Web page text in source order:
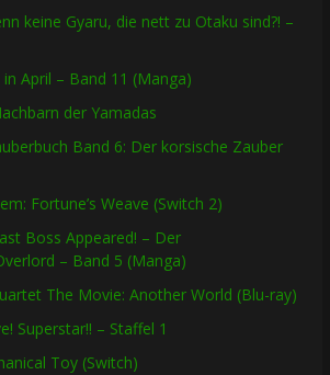
keine Gyaru, die nett zu Otaku sind?! –
April – Band 11 (Manga)
der Yamadas
Band 6: Der korsische Zauber
Fortune’s Weave (Switch 2)
Boss Appeared! – Der
– Band 5 (Manga)
The Movie: Another World (Blu-ray)
Superstar!! – Staffel 1
Toy (Switch)